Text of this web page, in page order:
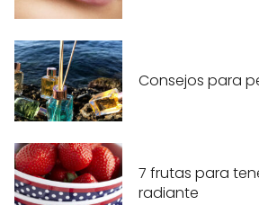
Consejos para
7 frutas para
radiante